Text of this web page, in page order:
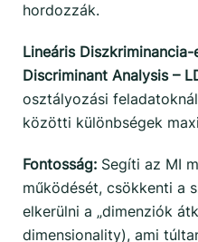
hordozzák.
Lineáris
Discriminant Analysis –
osztályozási
közötti különbségek
Fontosság: Segíti az MI
működését, csökkenti a
elkerülni a „dimenziók
dimensionality), ami